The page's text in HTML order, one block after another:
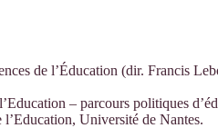
de l’Éducation (dir. Francis
– parcours politiques
Université de Nantes.